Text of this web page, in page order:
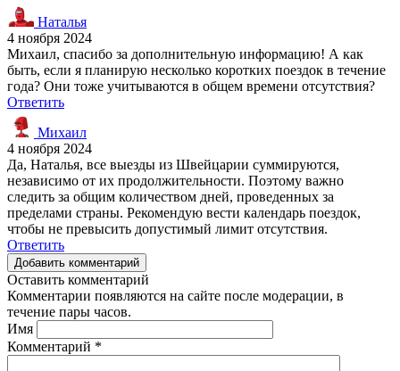
Наталья
4 ноября 2024
Михаил, спасибо за дополнительную информацию! А как
быть, если я планирую несколько коротких поездок в течение
года? Они тоже учитываются в общем времени отсутствия?
Ответить
Михаил
4 ноября 2024
Да, Наталья, все выезды из Швейцарии суммируются,
независимо от их продолжительности. Поэтому важно
следить за общим количеством дней, проведенных за
пределами страны. Рекомендую вести календарь поездок,
чтобы не превысить допустимый лимит отсутствия.
Ответить
Добавить комментарий
Оставить комментарий
Комментарии появляются на сайте после модерации, в
течение пары часов.
Имя
Комментарий *